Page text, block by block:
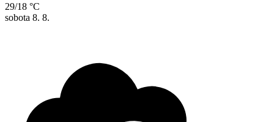
29/18 °C
sobota 8. 8.